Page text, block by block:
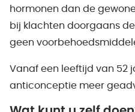
hormonen dan de
bij klachten doorgaans
geen
Vanaf een leeftijd van 52
anticonceptie meer